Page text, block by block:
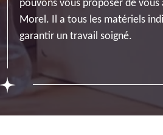
pouvons vous proposer de vous
Morel. Il a tous les matériels
garantir un travail soigné.